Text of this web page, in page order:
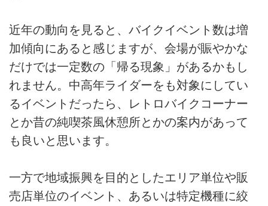
近年の動向を見ると、バイクイベント数は増
加傾向にあると感じますが、会場が賑やかな
だけでは一定数の「帰る現象」があるかもし
れません。中高年ライダーをも対象にしてい
るイベントだったら、レトロバイクコーナー
とか昔の純喫茶風休憩所とかの案内があって
も良いと思います。
一方で地域振興を目的としたエリア単位や販
売店単位のイベント、あるいは特定機種に絞